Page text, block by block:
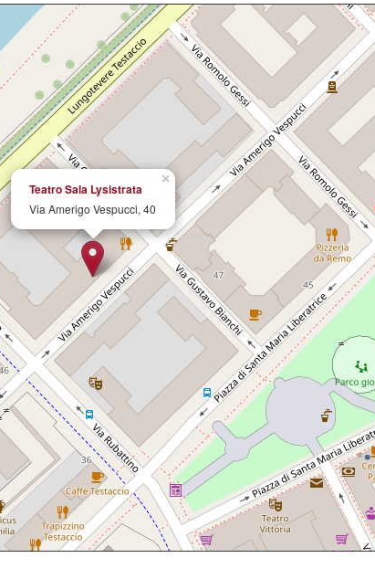
×
Teatro Sala Lysistrata
Via Amerigo Vespucci, 40